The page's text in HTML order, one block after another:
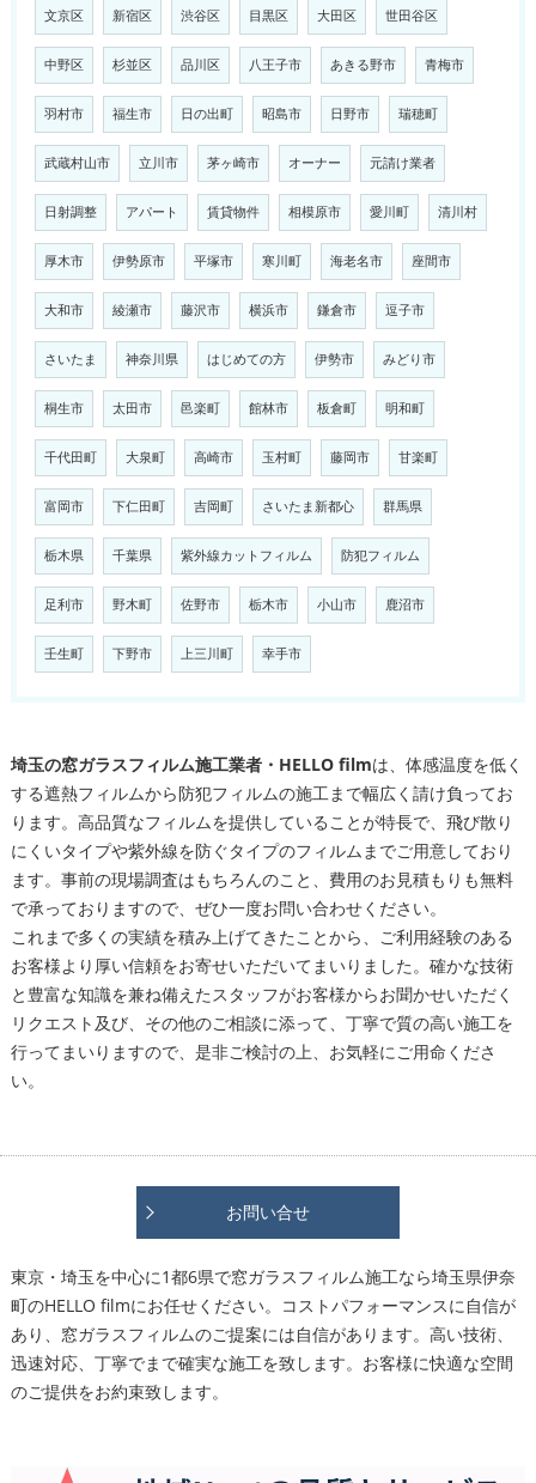
文京区 新宿区 渋谷区 目黒区 大田区 世田谷区
中野区 杉並区 品川区 八王子市 あきる野市 青梅市
羽村市 福生市 日の出町 昭島市 日野市 瑞穂町
武蔵村山市 立川市 茅ヶ崎市 オーナー 元請け業者
日射調整 アパート 賃貸物件 相模原市 愛川町 清川村
厚木市 伊勢原市 平塚市 寒川町 海老名市 座間市
大和市 綾瀬市 藤沢市 横浜市 鎌倉市 逗子市
さいたま 神奈川県 はじめての方 伊勢市 みどり市
桐生市 太田市 邑楽町 館林市 板倉町 明和町
千代田町 大泉町 高崎市 玉村町 藤岡市 甘楽町
富岡市 下仁田町 吉岡町 さいたま新都心 群馬県
栃木県 千葉県 紫外線カットフィルム 防犯フィルム
足利市 野木町 佐野市 栃木市 小山市 鹿沼市
壬生町 下野市 上三川町 幸手市
埼玉の窓ガラスフィルム施工業者・HELLO filmは、体感温度を低く
する遮熱フィルムから防犯フィルムの施工まで幅広く請け負ってお
ります。高品質なフィルムを提供していることが特長で、飛び散り
にくいタイプや紫外線を防ぐタイプのフィルムまでご用意しており
ます。事前の現場調査はもちろんのこと、費用のお見積もりも無料
で承っておりますので、ぜひ一度お問い合わせください。
これまで多くの実績を積み上げてきたことから、ご利用経験のある
お客様より厚い信頼をお寄せいただいてまいりました。確かな技術
と豊富な知識を兼ね備えたスタッフがお客様からお聞かせいただく
リクエスト及び、その他のご相談に添って、丁寧で質の高い施工を
行ってまいりますので、是非ご検討の上、お気軽にご用命くださ
い。
お問い合せ
東京・埼玉を中心に1都6県で窓ガラスフィルム施工なら埼玉県伊奈
町のHELLO filmにお任せください。コストパフォーマンスに自信が
あり、窓ガラスフィルムのご提案には自信があります。高い技術、
迅速対応、丁寧でまで確実な施工を致します。お客様に快適な空間
のご提供をお約束致します。